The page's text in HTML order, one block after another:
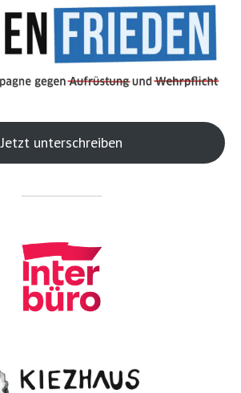
Jetzt unterschreiben